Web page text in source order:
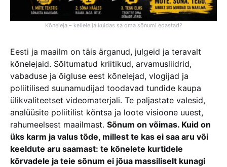
Kõneleja – kellele ja kuidas sa oma sõnumi edastad?
Eesti ja maailm on täis ärganud, julgeid ja teravalt
kõnelejaid. Sõltumatud kriitikud, arvamusliidrid,
vabaduse ja õigluse eest kõnelejad, vlogijad ja
poliitilised suunamudijad toodavad tundide kaupa
ülikvaliteetset videomaterjali. Te paljastate valesid,
analüüsite poliitilist kõntsa ja loote visioone uuest,
rahumeelsest maailmast. Sõnum on võimas. Kuid on
üks karm ja valus tõde, millest te kas ei saa aru või
keeldute aru saamast: te kõnelete kurtidele
kõrvadele ja teie sõnum ei jõua massiliselt kunagi